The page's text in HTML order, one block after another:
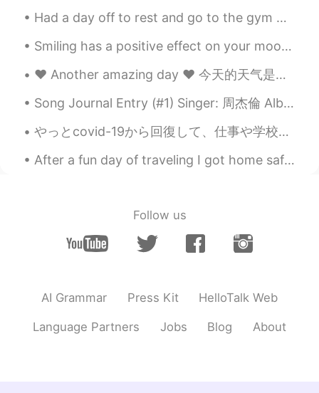
Had a day off to rest and go to the gym 🏋🏻‍♀️ After I ate dinner and went shopping 🛍 Now I’m w...
Smiling has a positive effect on your mood and your energy levels. The act of smiling can improve...
❤️ Another amazing day ❤️ 今天的天气是阴天但是过得还不错！ 去了一个墨西哥餐馆 非常好吃！ 好久前朋友推荐了 "Mole 酱“ 今天我终于机会尝尝， 很好吃啊！！ ...
Song Journal Entry (#1) Singer: 周杰倫 Album: 我很忙 Song: 我不配 (2007) Note: I recently decided to start...
やっとcovid-19から回復して、仕事や学校の生活に戻った。 We finally recovered from Covid-19 and can return to our work and...
After a fun day of traveling I got home safely ! 安全回家了！！ I saw some mountains, saw a train leav...
Follow us
AI Grammar Press Kit HelloTalk Web
Language Partners Jobs Blog About